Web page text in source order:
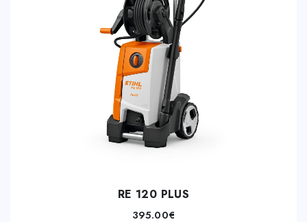
RE 120 PLUS
395.00€